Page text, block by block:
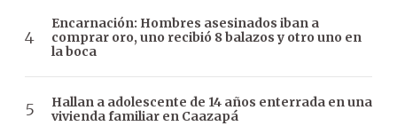
Encarnación: Hombres asesinados iban a
comprar oro, uno recibió 8 balazos y otro uno en
la boca
Hallan a adolescente de 14 años enterrada en una
vivienda familiar en Caazapá